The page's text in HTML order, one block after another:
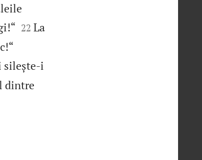

22 La

silește‑i
dintre